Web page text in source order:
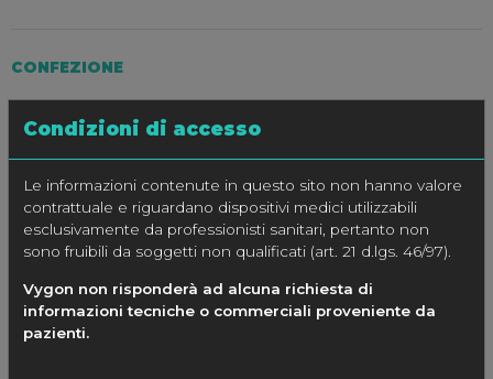
Condizioni di accesso
Le informazioni contenute in questo sito non hanno valore
contrattuale e riguardano dispositivi medici utilizzabili
esclusivamente da professionisti sanitari, pertanto non
sono fruibili da soggetti non qualificati (art. 21 d.lgs. 46/97).
Vygon non risponderà ad alcuna richiesta di
informazioni tecniche o commerciali proveniente da
pazienti.
CONFEZIONE
SPECIFICHE
CODICE Ø SONDA RECIPIENTE
CONFEZIONE
536.10 2.0 – 3.3 mm 25 ml 25